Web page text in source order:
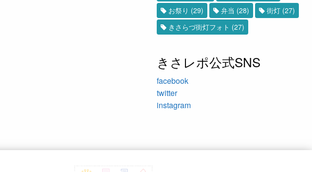
お祭り (29) 弁当 (28) 街灯(27)
きさらづ街灯フォト (27)
きさレポ公式SNS
facebook
twitter
instagram